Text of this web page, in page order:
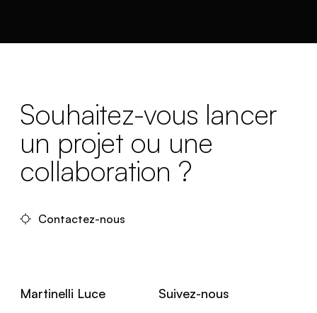
Souhaitez-vous lancer
un projet ou une
collaboration ?
Contactez-nous
Martinelli Luce Suivez-nous